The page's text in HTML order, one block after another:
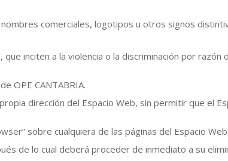
comerciales, logotipos u otros signos
inciten a la violencia o la discriminación por razón
OPE CANTABRIA.
dirección del Espacio Web, sin permitir que el
sobre cualquiera de las páginas del Espacio Web.
de lo cual deberá proceder de inmediato a su